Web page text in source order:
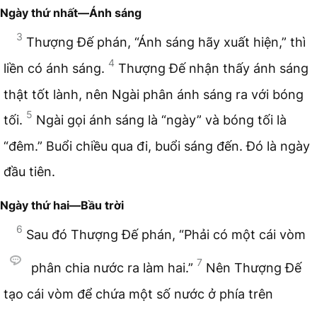
Ngày thứ nhất—Ánh sáng
3 Thượng Đế phán, “Ánh sáng hãy xuất hiện,” thì
liền có ánh sáng. 4 Thượng Đế nhận thấy ánh sáng
thật tốt lành, nên Ngài phân ánh sáng ra với bóng
tối. 5 Ngài gọi ánh sáng là “ngày” và bóng tối là
“đêm.” Buổi chiều qua đi, buổi sáng đến. Đó là ngày
đầu tiên.
Ngày thứ hai—Bầu trời
6 Sau đó Thượng Đế phán, “Phải có một cái vòm
phân chia nước ra làm hai.” 7 Nên Thượng Đế
tạo cái vòm để chứa một số nước ở phía trên